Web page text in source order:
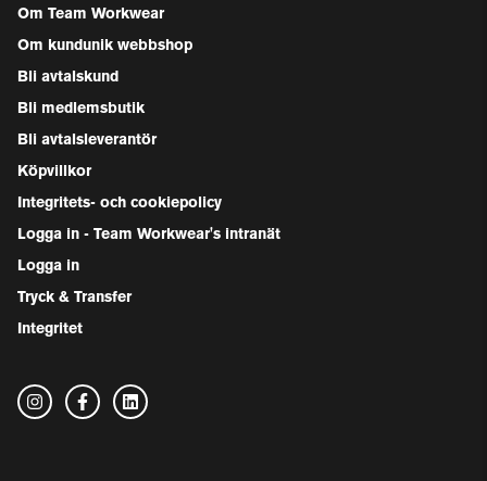
Om Team Workwear
Om kundunik webbshop
Bli avtalskund
Bli medlemsbutik
Bli avtalsleverantör
Köpvillkor
Integritets- och cookiepolicy
Logga in - Team Workwear's intranät
Logga in
Tryck & Transfer
Integritet